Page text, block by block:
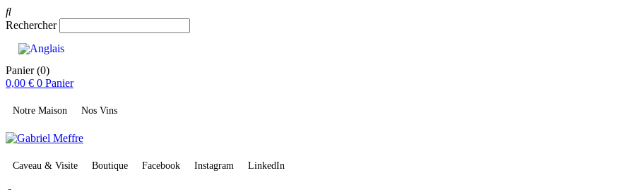
Rechercher
Panier (0)
0,00 € 0 Panier
Notre Maison Nos Vins
Caveau & Visite Boutique Facebook Instagram LinkedIn